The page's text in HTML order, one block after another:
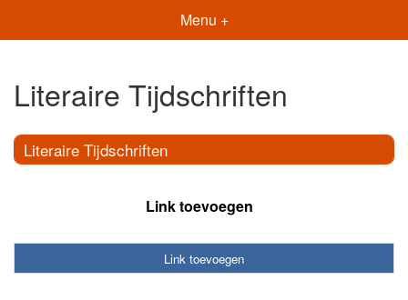
Menu +
Literaire Tijdschriften
Literaire Tijdschriften
Link toevoegen
Link toevoegen